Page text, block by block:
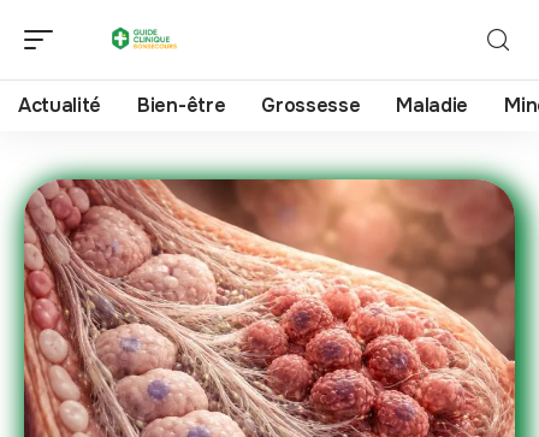
Actualité Bien-être Grossesse Maladie